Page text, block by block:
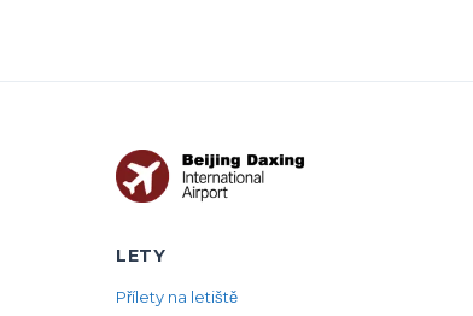
LETY
Přílety na letiště